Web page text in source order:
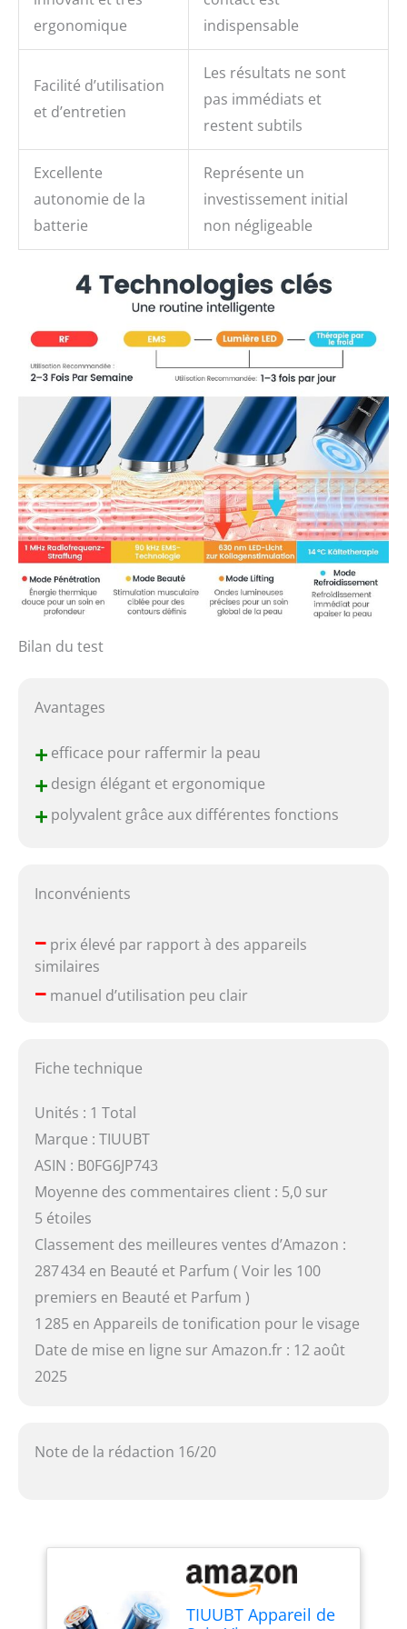
ergonomique
indispensable
Facilité d’utilisation
et d’entretien
Les résultats ne sont
pas immédiats et
restent subtils
Excellente
autonomie de la
batterie
Représente un
investissement initial
non négligeable
Bilan du test
Avantages
+efficace pour raffermir la peau
+design élégant et ergonomique
+polyvalent grâce aux différentes fonctions
Inconvénients
–prix élevé par rapport à des appareils
similaires
–manuel d’utilisation peu clair
Fiche technique
Unités : 1 Total
Marque : TIUUBT
ASIN : B0FG6JP743
Moyenne des commentaires client : 5,0 sur
5 étoiles
Classement des meilleures ventes d’Amazon :
287 434 en Beauté et Parfum ( Voir les 100
premiers en Beauté et Parfum )
1 285 en Appareils de tonification pour le visage
Date de mise en ligne sur Amazon.fr : 12 août
2025
Note de la rédaction 16/20
TIUUBT Appareil de